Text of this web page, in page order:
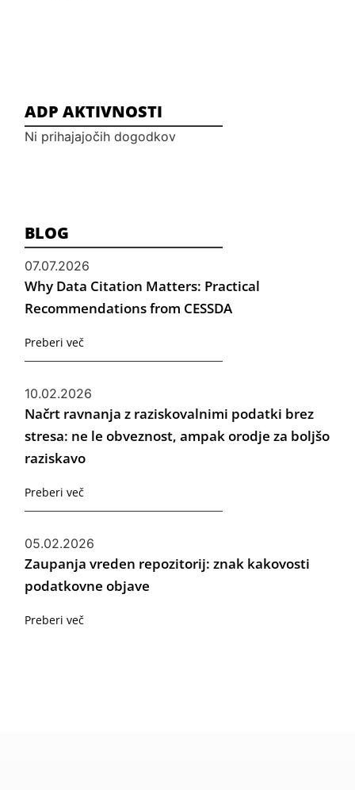
ADP AKTIVNOSTI
Ni prihajajočih dogodkov
BLOG
07.07.2026
Why Data Citation Matters: Practical
Recommendations from CESSDA
Preberi več
10.02.2026
Načrt ravnanja z raziskovalnimi podatki brez
stresa: ne le obveznost, ampak orodje za boljšo
raziskavo
Preberi več
05.02.2026
Zaupanja vreden repozitorij: znak kakovosti
podatkovne objave
Preberi več